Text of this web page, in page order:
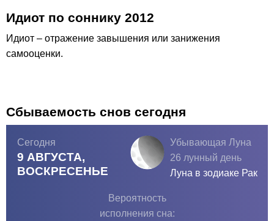
Идиот по соннику 2012
Идиот – отражение завышения или занижения
самооценки.
Сбываемость снов сегодня
Сегодня
9 АВГУСТА,
ВОСКРЕСЕНЬЕ
Убывающая Луна
26 лунный день
Луна в зодиаке Рак
Вероятность
исполнения сна: